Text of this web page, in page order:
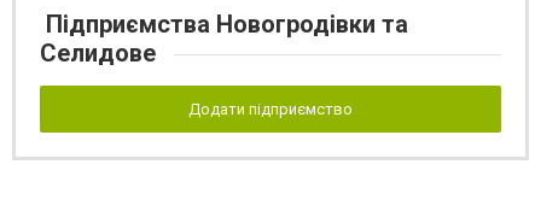
Підприємства Новогродівки та
Селидове
Додати підприємство